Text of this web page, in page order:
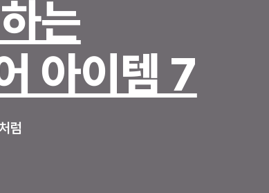
는
아이템 7
럼